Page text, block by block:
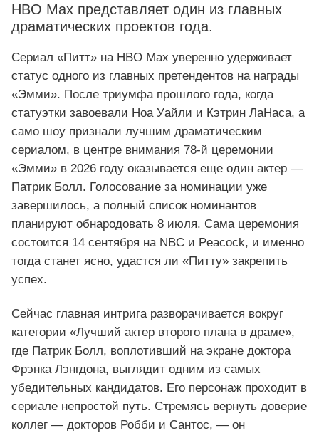
HBO Max представляет один из главных
драматических проектов года.
Сериал «Питт» на HBO Max уверенно удерживает
статус одного из главных претендентов на награды
«Эмми». После триумфа прошлого года, когда
статуэтки завоевали Ноа Уайли и Кэтрин ЛаНаса, а
само шоу признали лучшим драматическим
сериалом, в центре внимания 78‑й церемонии
«Эмми» в 2026 году оказывается еще один актер —
Патрик Болл. Голосование за номинации уже
завершилось, а полный список номинантов
планируют обнародовать 8 июля. Сама церемония
состоится 14 сентября на NBC и Peacock, и именно
тогда станет ясно, удастся ли «Питту» закрепить
успех.
Сейчас главная интрига разворачивается вокруг
категории «Лучший актер второго плана в драме»,
где Патрик Болл, воплотивший на экране доктора
Фрэнка Лэнгдона, выглядит одним из самых
убедительных кандидатов. Его персонаж проходит в
сериале непростой путь. Стремясь вернуть доверие
коллег — докторов Робби и Сантос, — он